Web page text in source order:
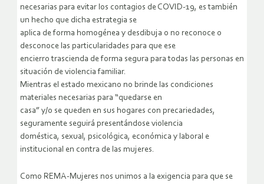
necesarias para evitar los contagios de COVID-19, es también
un hecho que dicha estrategia se
aplica de forma homogénea y desdibuja o no reconoce o
desconoce las particularidades para que ese
encierro trascienda de forma segura para todas las personas en
situación de violencia familiar.
Mientras el estado mexicano no brinde las condiciones
materiales necesarias para “quedarse en
casa” y/o se queden en sus hogares con precariedades,
seguramente seguirá presentándose violencia
doméstica, sexual, psicológica, económica y laboral e
institucional en contra de las mujeres.
Como REMA-Mujeres nos unimos a la exigencia para que se